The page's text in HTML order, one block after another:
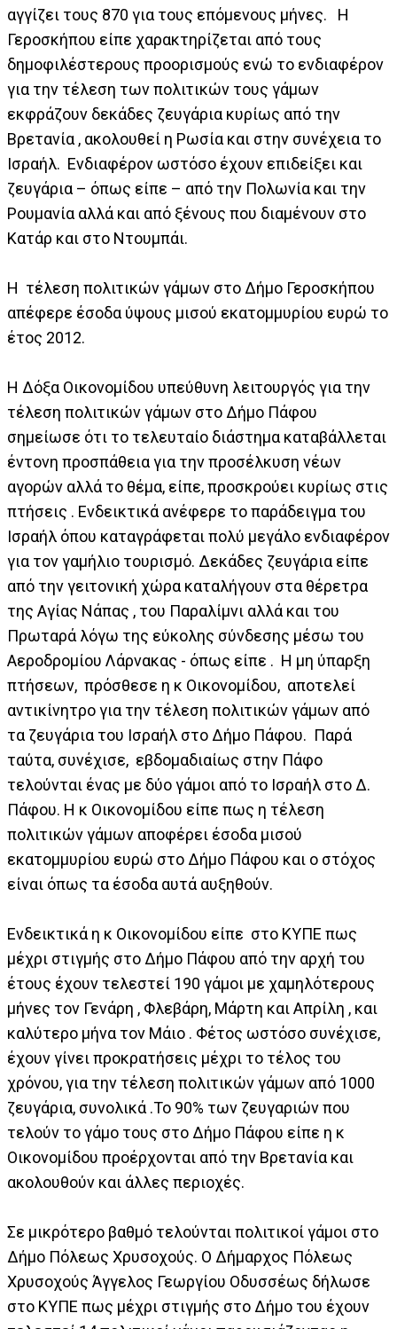
αγγίζει τους 870 για τους επόμενους μήνες. Η
Γεροσκήπου είπε χαρακτηρίζεται από τους
δημοφιλέστερους προορισμούς ενώ το ενδιαφέρον
για την τέλεση των πολιτικών τους γάμων
εκφράζουν δεκάδες ζευγάρια κυρίως από την
Βρετανία , ακολουθεί η Ρωσία και στην συνέχεια το
Ισραήλ. Ενδιαφέρον ωστόσο έχουν επιδείξει και
ζευγάρια – όπως είπε – από την Πολωνία και την
Ρουμανία αλλά και από ξένους που διαμένουν στο
Κατάρ και στο Ντουμπάι.
Η τέλεση πολιτικών γάμων στο Δήμο Γεροσκήπου
απέφερε έσοδα ύψους μισού εκατομμυρίου ευρώ το
έτος 2012.
Η Δόξα Οικονομίδου υπεύθυνη λειτουργός για την
τέλεση πολιτικών γάμων στο Δήμο Πάφου
σημείωσε ότι το τελευταίο διάστημα καταβάλλεται
έντονη προσπάθεια για την προσέλκυση νέων
αγορών αλλά το θέμα, είπε, προσκρούει κυρίως στις
πτήσεις . Ενδεικτικά ανέφερε το παράδειγμα του
Ισραήλ όπου καταγράφεται πολύ μεγάλο ενδιαφέρον
για τον γαμήλιο τουρισμό. Δεκάδες ζευγάρια είπε
από την γειτονική χώρα καταλήγουν στα θέρετρα
της Αγίας Νάπας , του Παραλίμνι αλλά και του
Πρωταρά λόγω της εύκολης σύνδεσης μέσω του
Αεροδρομίου Λάρνακας - όπως είπε . Η μη ύπαρξη
πτήσεων, πρόσθεσε η κ Οικονομίδου, αποτελεί
αντικίνητρο για την τέλεση πολιτικών γάμων από
τα ζευγάρια του Ισραήλ στο Δήμο Πάφου. Παρά
ταύτα, συνέχισε, εβδομαδιαίως στην Πάφο
τελούνται ένας με δύο γάμοι από το Ισραήλ στο Δ.
Πάφου. Η κ Οικονομίδου είπε πως η τέλεση
πολιτικών γάμων αποφέρει έσοδα μισού
εκατομμυρίου ευρώ στο Δήμο Πάφου και ο στόχος
είναι όπως τα έσοδα αυτά αυξηθούν.
Ενδεικτικά η κ Οικονομίδου είπε στο ΚΥΠΕ πως
μέχρι στιγμής στο Δήμο Πάφου από την αρχή του
έτους έχουν τελεστεί 190 γάμοι με χαμηλότερους
μήνες τον Γενάρη , Φλεβάρη, Μάρτη και Απρίλη , και
καλύτερο μήνα τον Μάιο . Φέτος ωστόσο συνέχισε,
έχουν γίνει προκρατήσεις μέχρι το τέλος του
χρόνου, για την τέλεση πολιτικών γάμων από 1000
ζευγάρια, συνολικά .Το 90% των ζευγαριών που
τελούν το γάμο τους στο Δήμο Πάφου είπε η κ
Οικονομίδου προέρχονται από την Βρετανία και
ακολουθούν και άλλες περιοχές.
Σε μικρότερο βαθμό τελούνται πολιτικοί γάμοι στο
Δήμο Πόλεως Χρυσοχούς. Ο Δήμαρχος Πόλεως
Χρυσοχούς Άγγελος Γεωργίου Οδυσσέως δήλωσε
στο ΚΥΠΕ πως μέχρι στιγμής στο Δήμο του έχουν